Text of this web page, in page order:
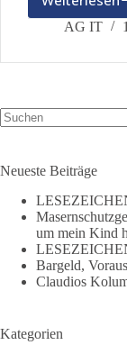
der
AG IT
Neueste Beiträge
um mein Kind
Bargeld,
Claudios
Kategorien